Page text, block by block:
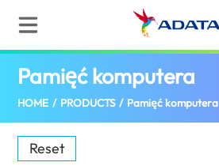
Pamięć komputera
HOME / PRODUCTS / Pamięć komputera
Reset